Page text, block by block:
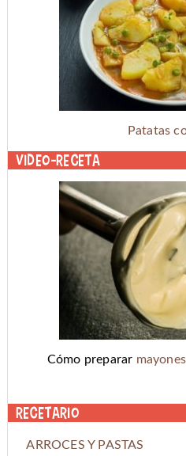
Patatas
Video-receta
Cómo preparar
Recetario
ARROCES Y PASTAS